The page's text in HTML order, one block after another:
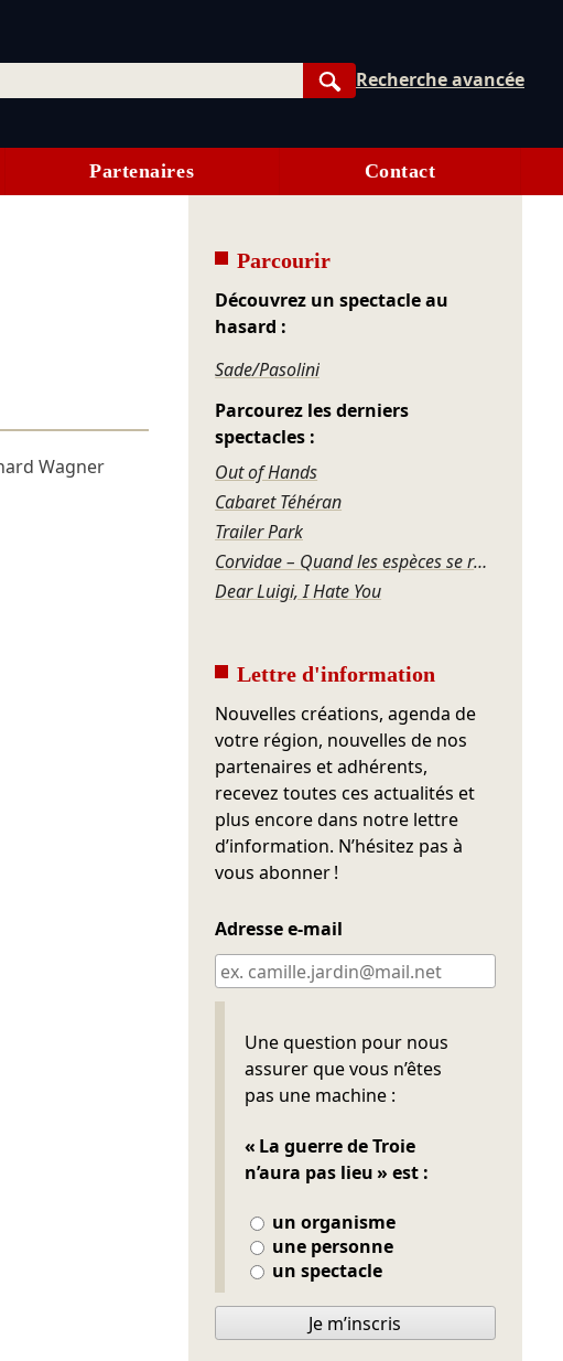
Rechercher
Recherche avancée
Partenaires Contact
Wagner
Parcourir
Découvrez un spectacle au
hasard :
Sade/Pasolini
Parcourez les derniers
spectacles :
Out of Hands
Cabaret Téhéran
Trailer Park
Corvidae – Quand les espèces se regardent
Dear Luigi, I Hate You
Lettre d'information
Nouvelles créations, agenda de
votre région, nouvelles de nos
partenaires et adhérents,
recevez toutes ces actualités et
plus encore dans notre lettre
d’information. N’hésitez pas à
vous abonner !
Adresse e-mail
Une question pour nous
assurer que vous n’êtes
pas une machine :
« La guerre de Troie
n’aura pas lieu » est :
un organisme
une personne
un spectacle
Ne pas remplir
Je m’inscris